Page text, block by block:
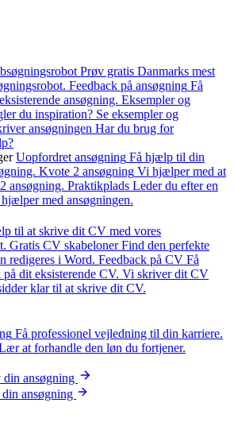
Prøv gratis Danmarks mest
Feedback på ansøgning Få
ansøgning. Eksempler og
du inspiration? Se eksempler og
ansøgningen Har du brug for
Uopfordret ansøgning Få hjælp til din
Kvote 2 ansøgning Vi hjælper med at
ansøgning. Praktikplads Leder du efter en
med ansøgningen.
til at skrive dit CV med vores
Gratis CV skabeloner Find den perfekte
redigeres i Word. Feedback på CV Få
dit eksisterende CV. Vi skriver dit CV
klar til at skrive dit CV.
Få professionel vejledning til din karriere.
at forhandle den løn du fortjener.
din ansøgning
ansøgning